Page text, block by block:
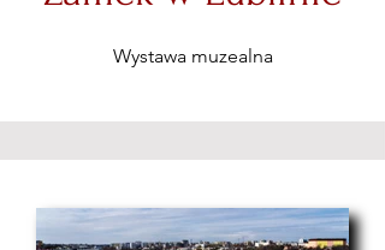
Wystawa muzealna